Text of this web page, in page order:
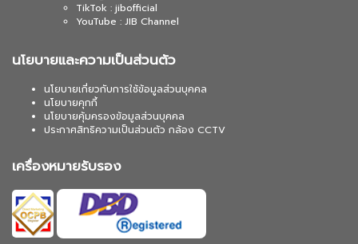
TikTok : jibofficial
YouTube : JIB Channel
นโยบายและความเป็นส่วนตัว
นโยบายเกี่ยวกับการใช้ข้อมูลส่วนบุคคล
นโยบายคุกกี้
นโยบายคุ้มครองข้อมูลส่วนบุคคล
ประกาศสิทธิความเป็นส่วนตัว กล้อง CCTV
เครื่องหมายรับรอง